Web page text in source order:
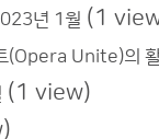
년 1월 (1
(Opera Unite)의
(1 view)